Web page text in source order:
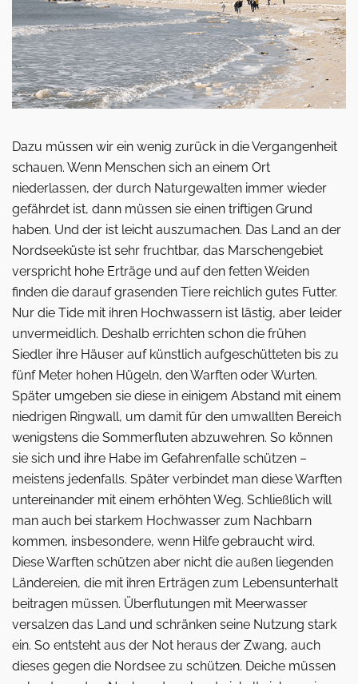
Dazu müssen wir ein wenig zurück in die Vergangenheit
schauen. Wenn Menschen sich an einem Ort
niederlassen, der durch Naturgewalten immer wieder
gefährdet ist, dann müssen sie einen triftigen Grund
haben. Und der ist leicht auszumachen. Das Land an der
Nordseeküste ist sehr fruchtbar, das Marschengebiet
verspricht hohe Erträge und auf den fetten Weiden
finden die darauf grasenden Tiere reichlich gutes Futter.
Nur die Tide mit ihren Hochwassern ist lästig, aber leider
unvermeidlich. Deshalb errichten schon die frühen
Siedler ihre Häuser auf künstlich aufgeschütteten bis zu
fünf Meter hohen Hügeln, den Warften oder Wurten.
Später umgeben sie diese in einigem Abstand mit einem
niedrigen Ringwall, um damit für den um­wallten Bereich
wenigstens die Sommerfluten abzuwehren. So können
sie sich und ihre Habe im Gefahrenfalle schützen –
meistens jedenfalls. Später verbindet man diese Warften
untereinander mit einem erhöhten Weg. Schließlich will
man auch bei starkem Hochwasser zum Nachbarn
kommen, insbesondere, wenn Hilfe gebraucht wird.
Diese Warften schützen aber nicht die außen liegenden
Ländereien, die mit ihren Erträgen zum Lebensunterhalt
beitragen müssen. Über­flutungen mit Meerwasser
versalzen das Land und schränken seine Nutzung stark
ein. So entsteht aus der Not heraus der Zwang, auch
dieses gegen die Nordsee zu schützen. Deiche müssen